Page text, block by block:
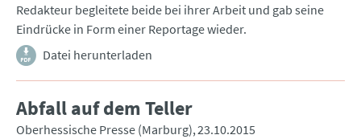
Redakteur begleitete beide bei ihrer Arbeit und gab seine
Eindrücke in Form einer Reportage wieder.
Datei herunterladen
Abfall auf dem Teller
Oberhessische Presse (Marburg) 23.10.2015